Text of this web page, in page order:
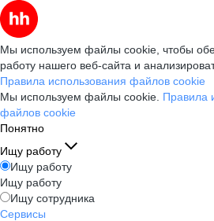
Мы используем файлы cookie, чтобы
работу нашего веб-сайта и
Правила использования файлов cookie
Мы используем файлы cookie. Правила
файлов cookie
Понятно
Ищу работу
Ищу работу
Ищу работу
Ищу сотрудника
Сервисы